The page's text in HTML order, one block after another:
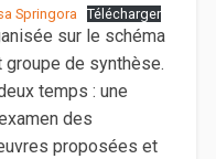
Springora Télécharger
sur le schéma
de synthèse.
temps : une
des
proposées et